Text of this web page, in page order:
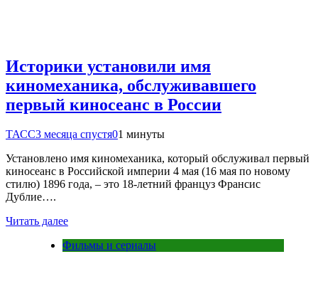
Историки установили имя
киномеханика, обслуживавшего
первый киносеанс в России
ТАСС3 месяца спустя01 минуты
Установлено имя киномеханика, который обслуживал первый
киносеанс в Российской империи 4 мая (16 мая по новому
стилю) 1896 года, – это 18-летний француз Франсис
Дублие….
Читать далее
Фильмы и сериалы